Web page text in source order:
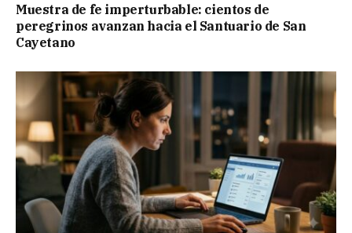
Muestra de fe imperturbable: cientos de
peregrinos avanzan hacia el Santuario de San
Cayetano